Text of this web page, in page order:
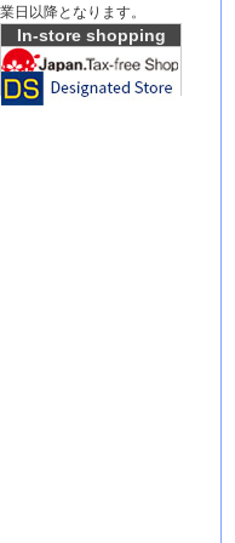
業日以降となります。
In-store shopping